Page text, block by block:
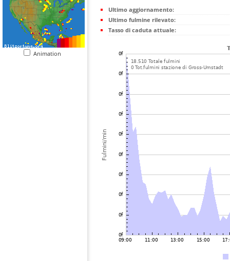
Animation
Ultimo aggiornamento:
Ultimo fulmine rilevato:
Tasso di caduta attuale: